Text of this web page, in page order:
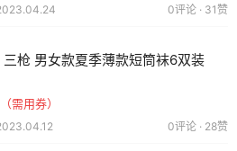
0评论 · 31赞
枪 男女款夏季薄款短筒袜6双装
需用券）
0评论 · 28赞